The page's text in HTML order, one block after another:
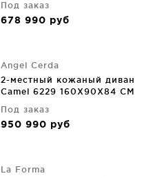
Под заказ
678 990 руб
Angel Cerda
2-местный кожаный диван
Camel 6229 160X90X84 CM
Под заказ
950 990 руб
La Forma